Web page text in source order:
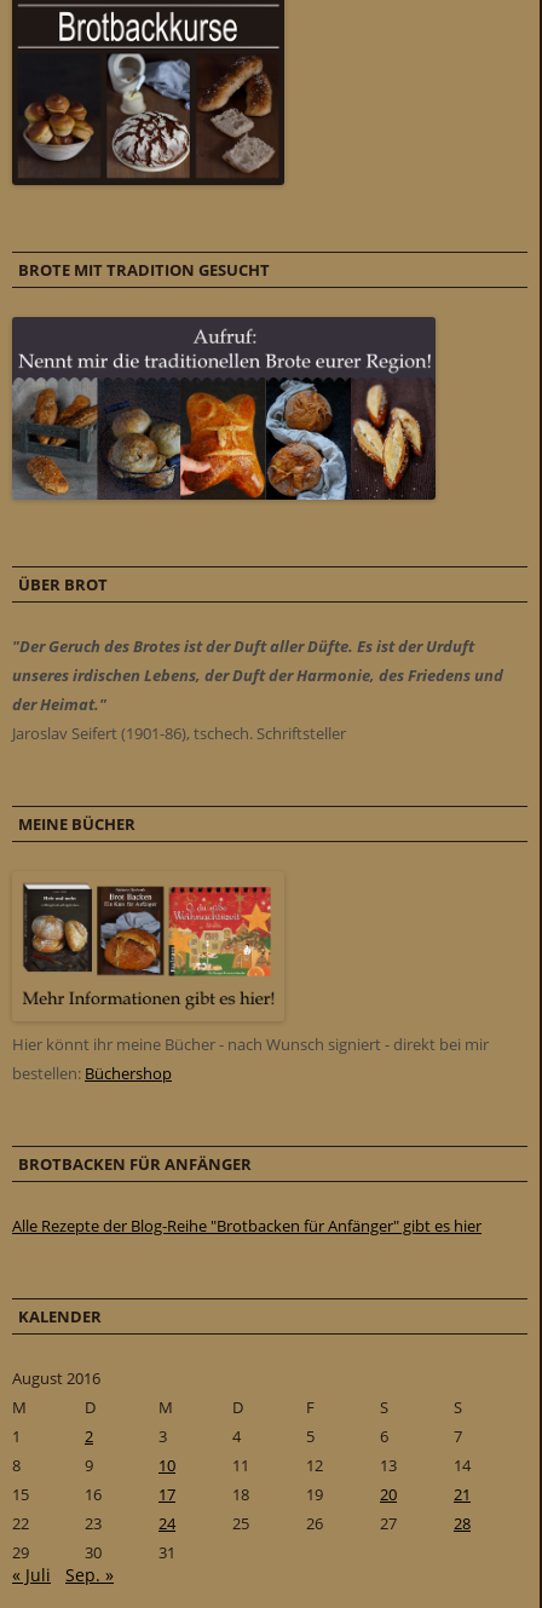
BROTE MIT TRADITION GESUCHT
ÜBER BROT
"Der Geruch des Brotes ist der Duft aller Düfte. Es ist der Urduft
unseres irdischen Lebens, der Duft der Harmonie, des Friedens und
der Heimat."
Jaroslav Seifert (1901-86), tschech. Schriftsteller
MEINE BÜCHER
Hier könnt ihr meine Bücher - nach Wunsch signiert - direkt bei mir
bestellen: Büchershop
BROTBACKEN FÜR ANFÄNGER
Alle Rezepte der Blog-Reihe "Brotbacken für Anfänger" gibt es hier
KALENDER
August 2016
M
D M D F S
S
1
2 3 4 5 6
7
8
9 10 11 12 13
14
15
16 17 18 19 20
21
22
23 24 25 26 27
28
29
30 31
« Juli Sep. »